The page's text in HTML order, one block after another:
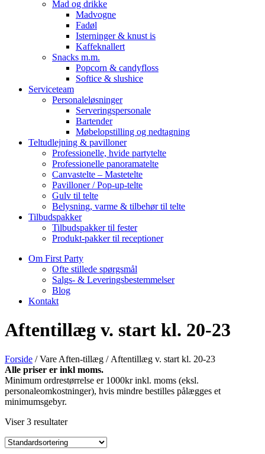
Mad og drikke
Madvogne
Fadøl
Isterninger & knust is
Kaffeknallert
Snacks m.m.
Popcorn & candyfloss
Softice & slushice
Serviceteam
Personaleløsninger
Serveringspersonale
Bartender
Møbelopstilling og nedtagning
Teltudlejning & pavilloner
Professionelle, hvide partytelte
Professionelle panoramatelte
Canvastelte – Mastetelte
Pavilloner / Pop-up-telte
Gulv til telte
Belysning, varme & tilbehør til telte
Tilbudspakker
Tilbudspakker til fester
Produkt-pakker til receptioner
Om First Party
Ofte stillede spørgsmål
Salgs- & Leveringsbestemmelser
Blog
Kontakt
Aftentillæg v. start kl. 20-23
Forside / Vare Aften-tillæg / Aftentillæg v. start kl. 20-23
Alle priser er inkl moms.
Minimum ordrestørrelse er 1000kr inkl. moms (eksl.
personaleomkostninger), hvis mindre bestilles pålægges et
minimumsgebyr.
Viser 3 resultater